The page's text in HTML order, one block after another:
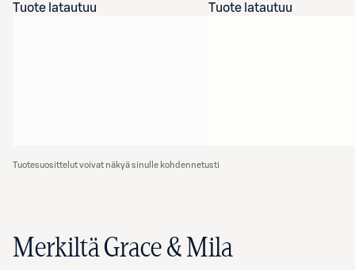
Tuote latautuu
Tuote latautuu
Tuotesuosittelut voivat näkyä sinulle kohdennetusti
Merkiltä Grace & Mila